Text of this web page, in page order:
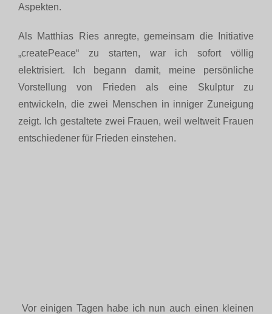
Aspekten.
Als Matthias Ries anregte, gemeinsam die Initiative
„createPeace“ zu starten, war ich sofort völlig
elektrisiert. Ich begann damit, meine persönliche
Vorstellung von Frieden als eine Skulptur zu
entwickeln, die zwei Menschen in inniger Zuneigung
zeigt. Ich gestaltete zwei Frauen, weil weltweit Frauen
entschiedener für Frieden einstehen.
Vor einigen Tagen habe ich nun auch einen kleinen